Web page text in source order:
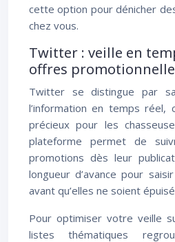
cette option pour dénicher
chez vous.
Twitter : veille en
offres
Twitter se distingue par
l’information en temps
précieux pour les
plateforme permet de
promotions dès leur
longueur d’avance pour
avant qu’elles ne soient
Pour optimiser votre veille
listes thématiques